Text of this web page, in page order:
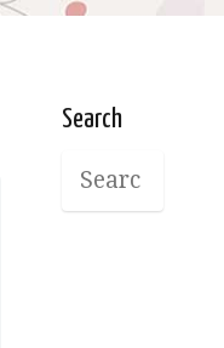
Search